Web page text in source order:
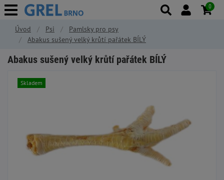
Úvod Psi
Pamlsky pro psy
Abakus sušený velký krůtí pařátek BÍLÝ
Abakus sušený velký krůtí pařátek BÍLÝ
Skladem
0